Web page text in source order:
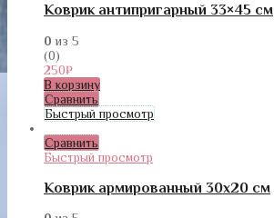
Коврик антипригарный 33×45 см
0 из 5
(0)
250₽
В корзину
Сравнить
Быстрый просмотр
Сравнить
Быстрый просмотр
Коврик армированный 30х20 см